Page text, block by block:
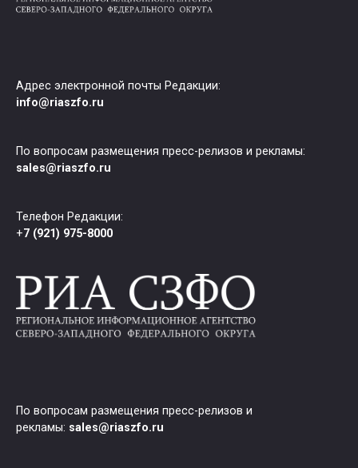
Адрес электронной почты Редакции:
info@riaszfo.ru
По вопросам размещения пресс-релизов и рекламы:
sales@riaszfo.ru
Телефон Редакции:
+7 (921) 975-8000
По вопросам размещения пресс-релизов и
рекламы: sales@riaszfo.ru